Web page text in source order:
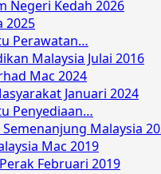
Negeri Kedah 2026
2025
Perawatan…
Malaysia Julai 2016
Mac 2024
Januari 2024
Penyediaan…
Malaysia
Mac 2019
Februari 2019